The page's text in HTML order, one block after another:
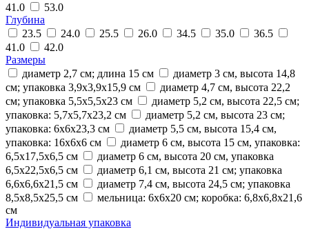
41.0
53.0
Глубина
23.5
24.0 25.5 26.0 34.5 35.0
36.5
41.0
42.0
Размеры
диаметр 2,7 см; длина 15 см
диаметр 3 см, высота 14,8
см; упаковка 3,9х3,9х15,9 см
диаметр 4,7 см, высота 22,2
см; упаковка 5,5х5,5х23 см
диаметр 5,2 см, высота 22,5 см;
упаковка: 5,7х5,7х23,2 см
диаметр 5,2 см, высота 23 см;
упаковка: 6х6х23,3 см
диаметр 5,5 см, высота 15,4 см,
упаковка: 16х6х6 см
диаметр 6 см, высота 15 см, упаковка:
6,5х17,5х6,5 см
диаметр 6 см, высота 20 см, упаковка
6,5х22,5х6,5 см
диаметр 6,1 см, высота 21 см; упаковка
6,6х6,6х21,5 см
диаметр 7,4 см, высота 24,5 см; упаковка
8,5х8,5х25,5 см
мельница: 6х6х20 см; коробка: 6,8х6,8х21,6
см
Индивидуальная упаковка